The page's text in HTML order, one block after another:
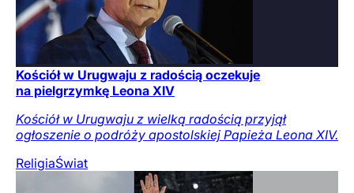
Kościół w Urugwaju z radością oczekuje
na pielgrzymkę Leona XIV
Kościół w Urugwaju z wielką radością przyjął
ogłoszenie o podróży apostolskiej Papieża Leona XIV.
ReligiaŚwiat